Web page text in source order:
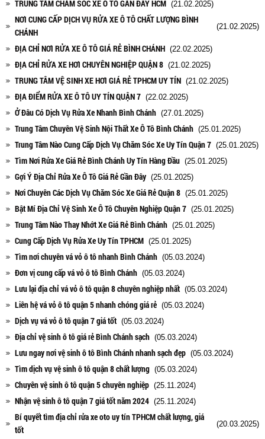
TRUNG TÂM CHĂM SÓC XE Ô TÔ GẦN ĐÂY HCM (21.02.2025)
NƠI CUNG CẤP DỊCH VỤ RỬA XE Ô TÔ CHẤT LƯỢNG BÌNH
CHÁNH
(21.02.2025)
ĐỊA CHỈ NƠI RỬA XE Ô TÔ GIÁ RẺ BÌNH CHÁNH (22.02.2025)
ĐỊA CHỈ RỬA XE HƠI CHUYÊN NGHIỆP QUẬN 8 (21.02.2025)
TRUNG TÂM VỆ SINH XE HƠI GIÁ RẺ TPHCM UY TÍN (21.02.2025)
ĐỊA ĐIỂM RỬA XE Ô TÔ UY TÍN QUẬN 7 (22.02.2025)
Ở Đâu Có Dịch Vụ Rửa Xe Nhanh Bình Chánh (27.01.2025)
Trung Tâm Chuyên Vệ Sinh Nội Thất Xe Ô Tô Bình Chánh (25.01.2025)
Trung Tâm Nào Cung Cấp Dịch Vụ Chăm Sóc Xe Uy Tín Quận 7 (25.01.2025)
Tìm Nơi Rửa Xe Giá Rẻ Bình Chánh Uy Tín Hàng Đầu (25.01.2025)
Gợi Ý Địa Chỉ Rửa Xe Ô Tô Giá Rẻ Gần Đây (25.01.2025)
Nơi Chuyên Các Dịch Vụ Chăm Sóc Xe Giá Rẻ Quận 8 (25.01.2025)
Bật Mí Địa Chỉ Vệ Sinh Xe Ô Tô Chuyên Nghiệp Quận 7 (25.01.2025)
Trung Tâm Nào Thay Nhớt Xe Giá Rẻ Bình Chánh (25.01.2025)
Cung Cấp Dịch Vụ Rửa Xe Uy Tín TPHCM (25.01.2025)
Tìm nơi chuyên vá vỏ ô tô nhanh Bình Chánh (05.03.2024)
Đơn vị cung cấp vá vỏ ô tô Bình Chánh (05.03.2024)
Lưu lại địa chỉ vá vỏ ô tô quận 8 chuyên nghiệp nhất (05.03.2024)
Liên hệ vá vỏ ô tô quận 5 nhanh chóng giá rẻ (05.03.2024)
Dịch vụ vá vỏ ô tô quận 7 giá tốt (05.03.2024)
Địa chỉ vệ sinh ô tô giá rẻ Bình Chánh sạch (05.03.2024)
Lưu ngay nơi vệ sinh ô tô Bình Chánh nhanh sạch đẹp (05.03.2024)
Tìm dịch vụ vệ sinh ô tô quận 8 chất lượng (05.03.2024)
Chuyên vệ sinh ô tô quận 5 chuyên nghiệp (25.11.2024)
Nhận vệ sinh ô tô quận 7 giá tốt năm 2024 (25.11.2024)
Bí quyết tìm địa chỉ rửa xe oto uy tín TPHCM chất lượng, giá
tốt
(20.03.2025)